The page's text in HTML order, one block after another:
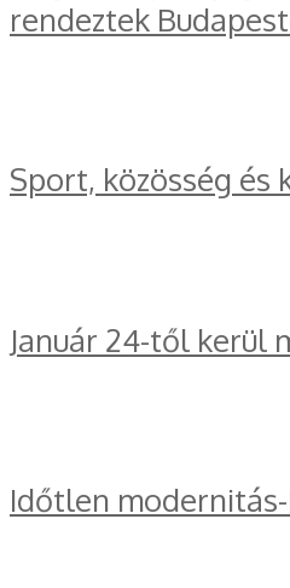
rendeztek
Sport, közösség és
Január 24-től kerül
Időtlen